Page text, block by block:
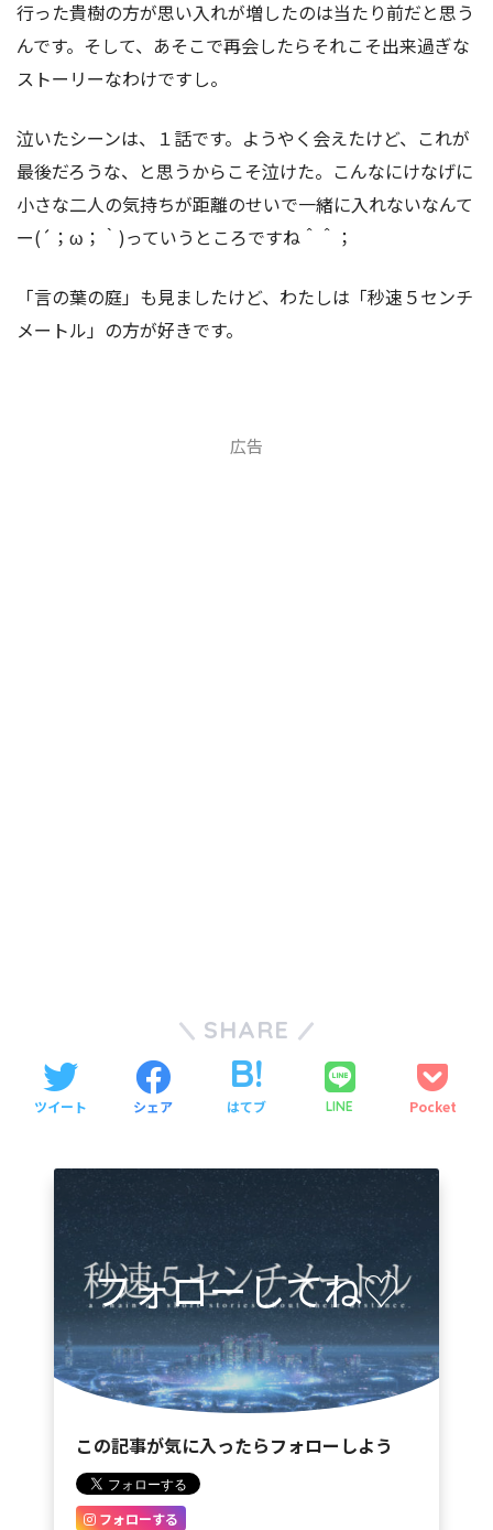
行った貴樹の方が思い入れが増したのは当たり前だと思う
んです。そして、あそこで再会したらそれこそ出来過ぎな
ストーリーなわけですし。
泣いたシーンは、１話です。ようやく会えたけど、これが
最後だろうな、と思うからこそ泣けた。こんなにけなげに
小さな二人の気持ちが距離のせいで一緒に入れないなんて
ー(´；ω；｀)っていうところですね＾＾；
「言の葉の庭」も見ましたけど、わたしは「秒速５センチ
メートル」の方が好きです。
広告
SHARE
ツイート シェア はてブ LINE Pocket
フォローしてね♡
この記事が気に入ったらフォローしよう
フォローする